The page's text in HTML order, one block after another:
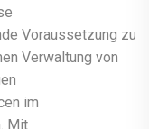
Voraussetzung zur
Verwaltung von
im
Mit